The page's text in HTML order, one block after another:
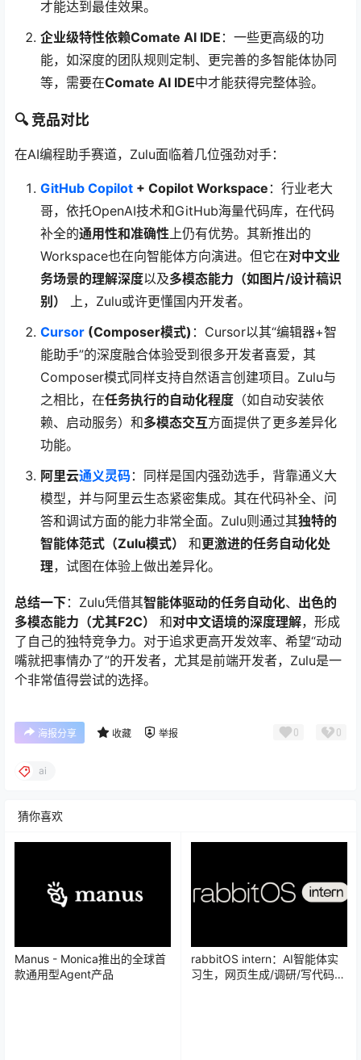
才能达到最佳效果。
企业级特性依赖Comate AI IDE ：一些更高级的功
能，如深度的团队规则定制、更完善的多智能体协同
等，需要在Comate AI IDE中才能获得完整体验。
🔍 竞品对比
在AI编程助手赛道，Zulu面临着几位强劲对手：
GitHub Copilot + Copilot Workspace ：行业老大
哥，依托OpenAI技术和GitHub海量代码库，在代码
补全的通用性和准确性 上仍有优势。其新推出的
Workspace也在向智能体方向演进。但它在对中文业
务场景的理解深度以及多模态能力（如图片/设计稿识
别）
上，Zulu或许更懂国内开发者。
Cursor (Composer模式) ：Cursor以其“编辑器+智
能助手”的深度融合体验受到很多开发者喜爱，其
Composer模式同样支持自然语言创建项目。Zulu与
之相比，在任务执行的自动化程度 （如自动安装依
赖、启动服务）和多模态交互方面提供了更多差异化
功能。
阿里云通义灵码：同样是国内强劲选手，背靠通义大
模型，并与阿里云生态紧密集成。其在代码补全、问
答和调试方面的能力非常全面。Zulu则通过其独特的
智能体范式（Zulu模式）
和更激进的任务自动化处
理，试图在体验上做出差异化。
总结一下：Zulu凭借其智能体驱动的任务自动化、 出色的
多模态能力（尤其F2C）
和对中文语境的深度理解，形成
了自己的独特竞争力。对于追求更高开发效率、希望“动动
嘴就把事情办了”的开发者，尤其是前端开发者，Zulu是一
个非常值得尝试的选择。
海报分享 收藏 举报 0 0
ai
猜你喜欢
Manus - Monica推出的全球首
款通用型Agent产品
rabbitOS intern：AI智能体实
习生，网页生成/调研/写代码一